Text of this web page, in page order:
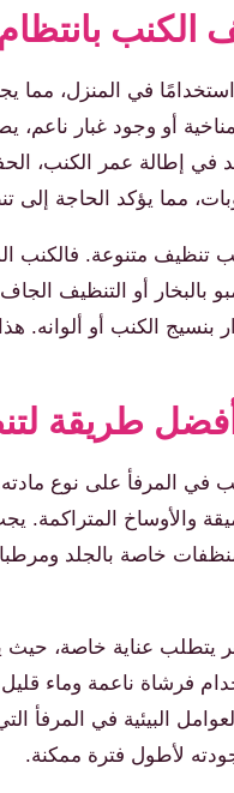
الكنب
في المنزل، مما
أو وجود غبار
في إطالة عمر الكنب،
مما يؤكد الحاجة
تنظيف متنوعة. فالكنب
بالبخار أو التنظيف
الكنب أو ألوانه.
طريقة
في المرفأ على نوع
والأوساخ
خاصة بالجلد
يتطلب عناية خاصة، حيث
فرشاة ناعمة وماء
البيئية في المرفأ
لأطول فترة ممكنة.